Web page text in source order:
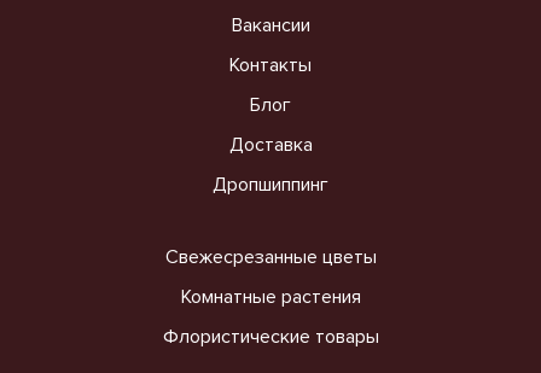
Вакансии
Контакты
Блог
Доставка
Дропшиппинг
Свежесрезанные цветы
Комнатные растения
Флористические товары